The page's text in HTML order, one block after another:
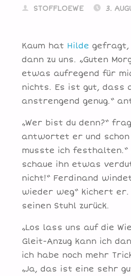
STOFFLOEWE 3.
Kaum hat Hilde
dann zu uns. „Guten
etwas aufregend für
nichts. Es ist gut, dass
anstrengend genug.“
„Wer bist du denn?“
antwortet er und schon
musste ich festhalten.“
schaue ihn etwas
nicht!“ Ferdinand
wieder weg“ kichert
seinen Stuhl zurück.
„Los lass uns auf die
Gleit-Anzug kann ich
ich habe noch mehr
„Ja, das ist eine sehr